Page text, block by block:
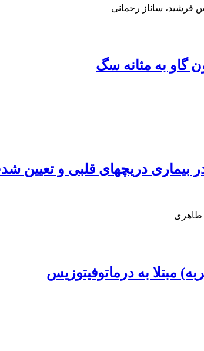
فرشید، ساناز رحمانی
گاو به مثانه سگ
طاهری
مبتلا به درماتوفیتوزیس